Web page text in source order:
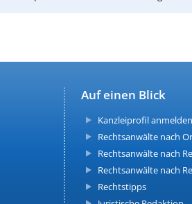
Auf einen Blick
Kanzleiprofil anmelden
Rechtsanwälte nach
Rechtsanwälte nach
Rechtsanwälte nach
Rechtstipps